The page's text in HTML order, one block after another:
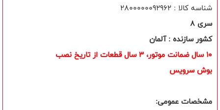
شناسه کالا : 2800000092962
سری 8
کشور سازنده : آلمان
10 سال ضمانت موتور، 3 سال قطعات از تاريخ نصب
بوش سرویس
مشخصات عمومی: